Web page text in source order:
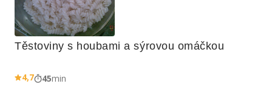
Těstoviny s houbami a sýrovou omáčkou
4,7 45min